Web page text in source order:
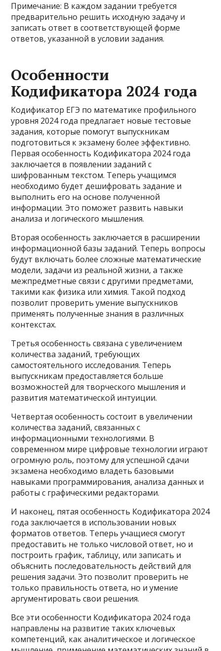
Примечание: В каждом задании требуется
предварительно решить исходную задачу и
записать ответ в соответствующей форме
ответов, указанной в условии задания.
Особенности
Кодификатора 2024 года
Кодификатор ЕГЭ по математике профильного
уровня 2024 года предлагает новые тестовые
задания, которые помогут выпускникам
подготовиться к экзамену более эффективно.
Первая особенность Кодификатора 2024 года
заключается в появлении заданий с
шифрованным текстом. Теперь учащимся
необходимо будет дешифровать задание и
выполнить его на основе полученной
информации. Это поможет развить навыки
анализа и логического мышления.
Вторая особенность заключается в расширении
информационной базы заданий. Теперь вопросы
будут включать более сложные математические
модели, задачи из реальной жизни, а также
межпредметные связи с другими предметами,
такими как физика или химия. Такой подход
позволит проверить умение выпускников
применять полученные знания в различных
контекстах.
Третья особенность связана с увеличением
количества заданий, требующих
самостоятельного исследования. Теперь
выпускникам предоставляется больше
возможностей для творческого мышления и
развития математической интуиции.
Четвертая особенность состоит в увеличении
количества заданий, связанных с
информационными технологиями. В
современном мире цифровые технологии играют
огромную роль, поэтому для успешной сдачи
экзамена необходимо владеть базовыми
навыками программирования, анализа данных и
работы с графическими редакторами.
И наконец, пятая особенность Кодификатора 2024
года заключается в использовании новых
форматов ответов. Теперь учащиеся смогут
предоставить не только числовой ответ, но и
построить график, таблицу, или записать и
объяснить последовательность действий для
решения задачи. Это позволит проверить не
только правильность ответа, но и умение
аргументировать свои решения.
Все эти особенности Кодификатора 2024 года
направлены на развитие таких ключевых
компетенций, как аналитическое и логическое